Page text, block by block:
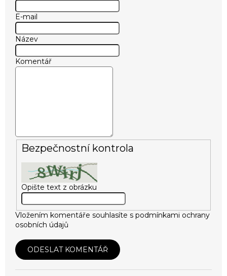
E-mail
Název
Komentář
Bezpečnostní kontrola
Opište text z obrázku
Vložením komentáře souhlasíte s podmínkami ochrany
osobních údajů
ODESLAT KOMENTÁŘ
ý